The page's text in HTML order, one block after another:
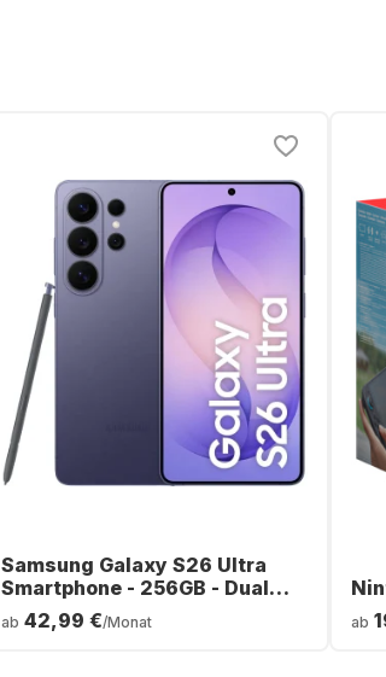
Samsung Galaxy S26 Ultra
Smartphone - 256GB - Dual
SIM
ab 42,99 €/Monat ab